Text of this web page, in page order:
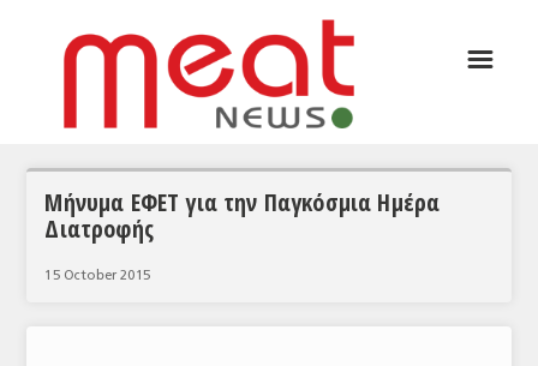
ΣΥΝΕΝΤΕΥΞΕΙΣ
ΘΕΜΑΤΑ
☰
Μήνυμα ΕΦΕΤ για την Παγκόσμια Ημέρα
Διατροφής
15 October 2015